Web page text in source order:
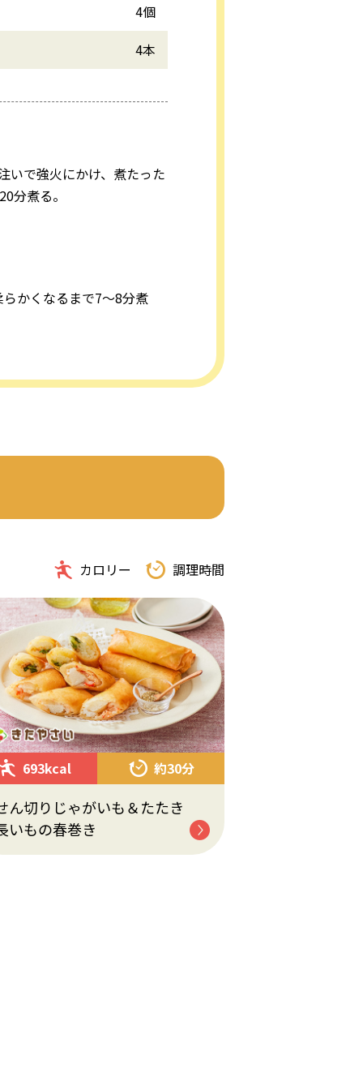
4個
4本
いで強火にかけ、煮たった
分煮る。
かくなるまで7～8分煮
カロリー 調理時間
693kcal 約30分
ん切りじゃがいも＆たたき
いもの春巻き